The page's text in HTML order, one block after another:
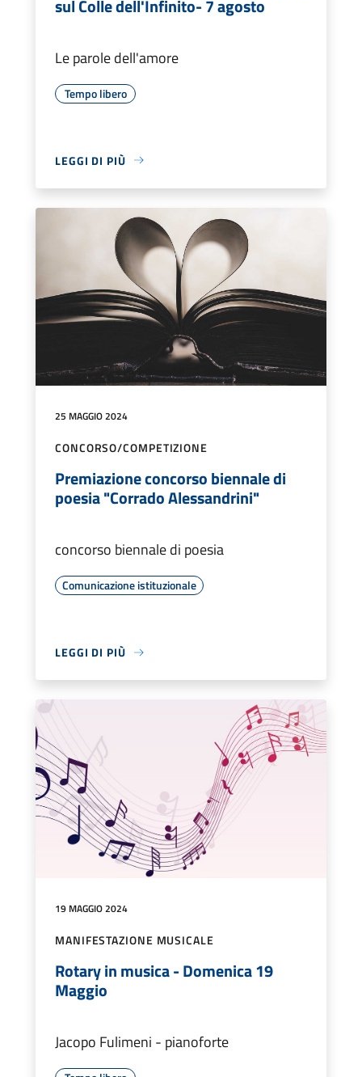
sul Colle dell'Infinito- 7 agosto
Le parole dell'amore
Tempo libero
LEGGI DI PIÙ
25 MAGGIO 2024
CONCORSO/COMPETIZIONE
Premiazione concorso biennale di
poesia "Corrado Alessandrini"
concorso biennale di poesia
Comunicazione istituzionale
LEGGI DI PIÙ
19 MAGGIO 2024
MANIFESTAZIONE MUSICALE
Rotary in musica - Domenica 19
Maggio
Jacopo Fulimeni - pianoforte